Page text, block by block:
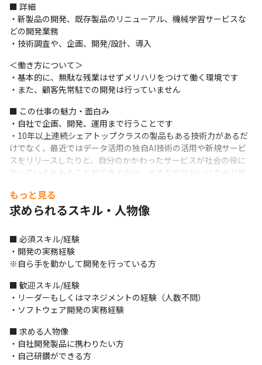
■ 詳細
・新製品の開発、既存製品のリニューアル、機械学習サービスな
どの開発業務
・技術調査や、企画、開発/設計、導入
＜働き方について＞
・基本的に、無駄な残業はせずメリハリをつけて働く環境です
・また、顧客先常駐での開発は行っていません
■ この仕事の魅力・面白み
・自社で企画、開発、運用まで行うことです
・10年以上連続シェアトップクラスの製品もある技術力があるだ
けでなく、最近ではデータ活用の独自AI技術の活用や新規サービ
スをリリースしたりと、自分のかかわったサービスが社会の役に
立っているとみることができるのは、大きなやりがいになると思
もっと見る
求められるスキル・人物像
■ 必須スキル/経験
・開発の実務経験
※自ら手を動かして開発を行っている方
■ 歓迎スキル/経験
・リーダーもしくはマネジメントの経験（人数不問）
・ソフトウェア開発の実務経験
■ 求める人物像
・自社開発製品に携わりたい方
・自己研鑽ができる方